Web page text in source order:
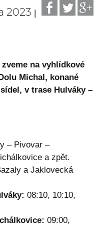
2023 |
na vyhlídkové
Michal, konané
v trase Hulváky –
– Pivovar –
a zpět.
a Jaklovecká
08:10, 10:10,
09:00,